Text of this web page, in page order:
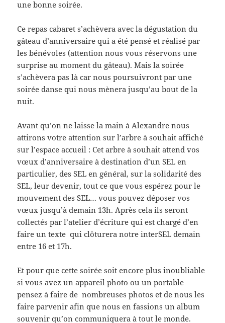
une bonne soirée.
Ce repas cabaret s’achèvera avec la dégustation du
gâteau d’anniversaire qui a été pensé et réalisé par
les bénévoles (attention nous vous réservons une
surprise au moment du gâteau). Mais la soirée
s’achèvera pas là car nous poursuivront par une
soirée danse qui nous mènera jusqu’au bout de la
nuit.
Avant qu’on ne laisse la main à Alexandre nous
attirons votre attention sur l’arbre à souhait affiché
sur l’espace accueil : Cet arbre à souhait attend vos
vœux d’anniversaire à destination d’un SEL en
particulier, des SEL en général, sur la solidarité des
SEL, leur devenir, tout ce que vous espérez pour le
mouvement des SEL… vous pouvez déposer vos
vœux jusqu’à demain 13h. Après cela ils seront
collectés par l’atelier d’écriture qui est chargé d’en
faire un texte qui clôturera notre interSEL demain
entre 16 et 17h.
Et pour que cette soirée soit encore plus inoubliable
si vous avez un appareil photo ou un portable
pensez à faire de nombreuses photos et de nous les
faire parvenir afin que nous en fassions un album
souvenir qu’on communiquera à tout le monde.